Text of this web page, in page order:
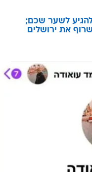
לשער שכם;
את ירושלים